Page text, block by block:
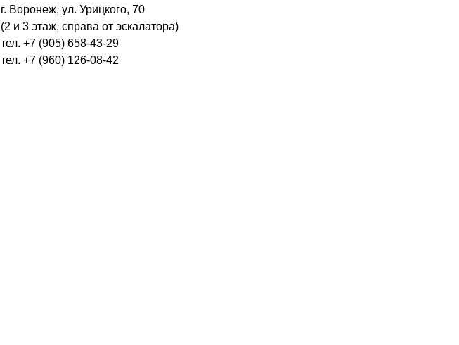
г. Воронеж, ул. Урицкого, 70
(2 и 3 этаж, справа от эскалатора)
тел. +7 (905) 658-43-29
тел. +7 (960) 126-08-42